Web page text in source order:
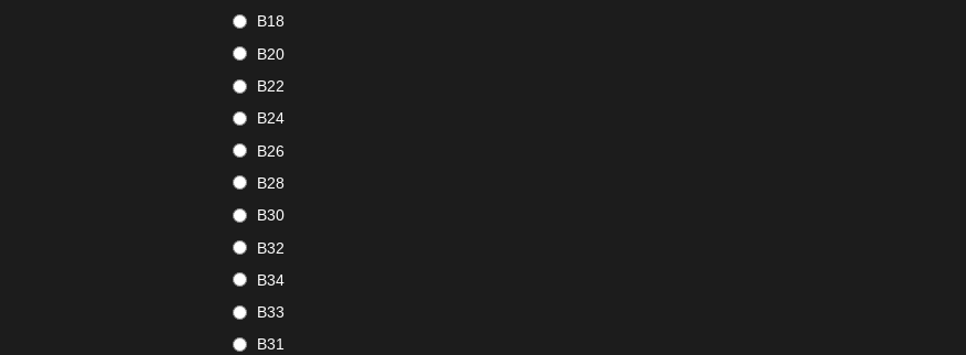
B18
B20
B22
B24
B26
B28
B30
B32
B34
B33
B31